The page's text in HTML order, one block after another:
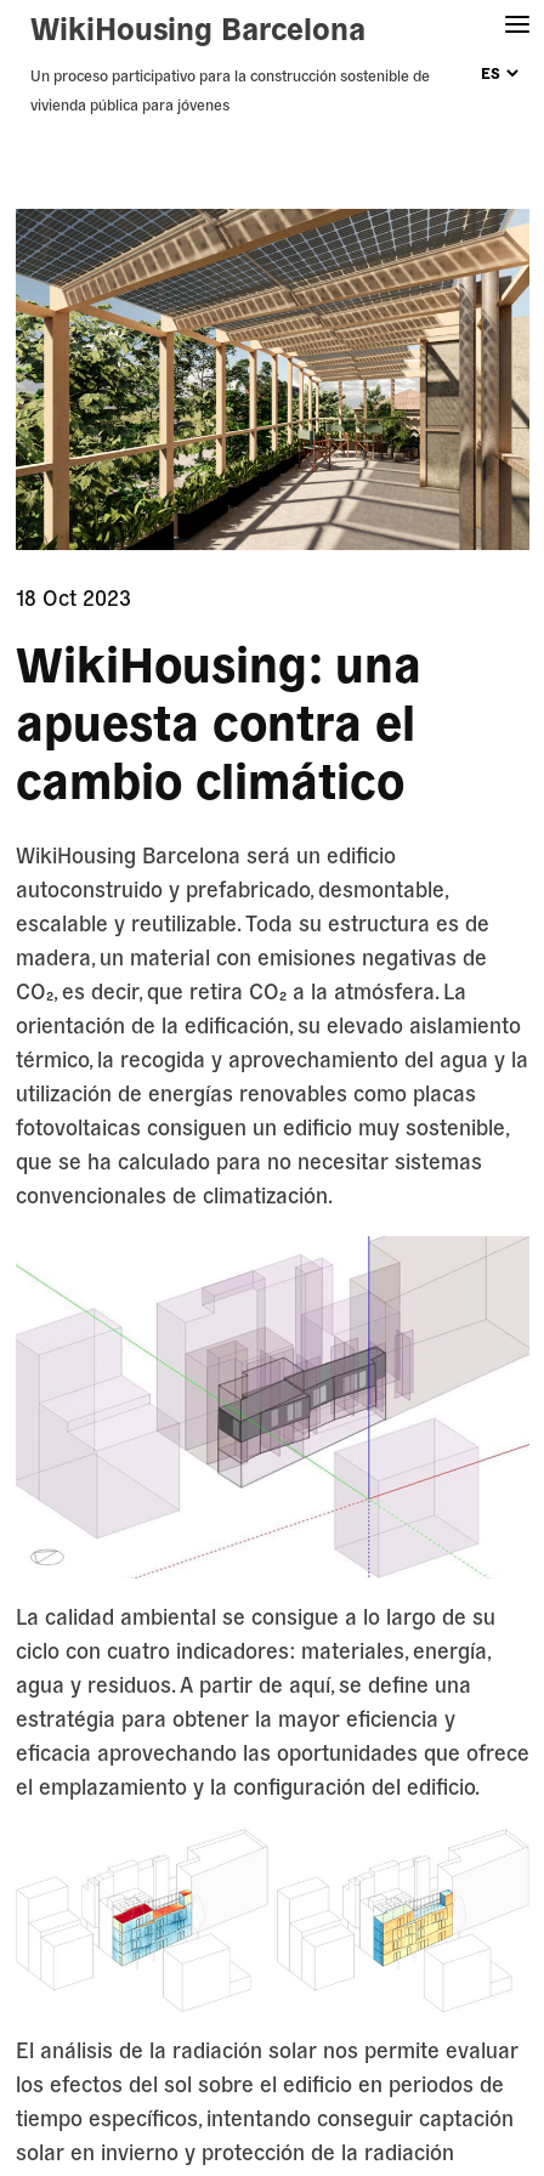
Skip
WikiHousing Barcelona
Un proceso participativo para la construcción sostenible de
vivienda pública para jóvenes
18 Oct 2023
WikiHousing: una
apuesta contra el
cambio climático
WikiHousing Barcelona será un edificio
autoconstruido y prefabricado, desmontable,
escalable y reutilizable. Toda su estructura es de
madera, un material con emisiones negativas de
CO₂, es decir, que retira CO₂ a la atmósfera. La
orientación de la edificación, su elevado aislamiento
térmico, la recogida y aprovechamiento del agua y la
utilización de energías renovables como placas
fotovoltaicas consiguen un edificio muy sostenible,
que se ha calculado para no necesitar sistemas
convencionales de climatización.
La calidad ambiental se consigue a lo largo de su
ciclo con cuatro indicadores: materiales, energía,
agua y residuos. A partir de aquí, se define una
estratégia para obtener la mayor eficiencia y
eficacia aprovechando las oportunidades que ofrece
el emplazamiento y la configuración del edificio.
El análisis de la radiación solar nos permite evaluar
los efectos del sol sobre el edificio en periodos de
tiempo específicos, intentando conseguir captación
solar en invierno y protección de la radiación